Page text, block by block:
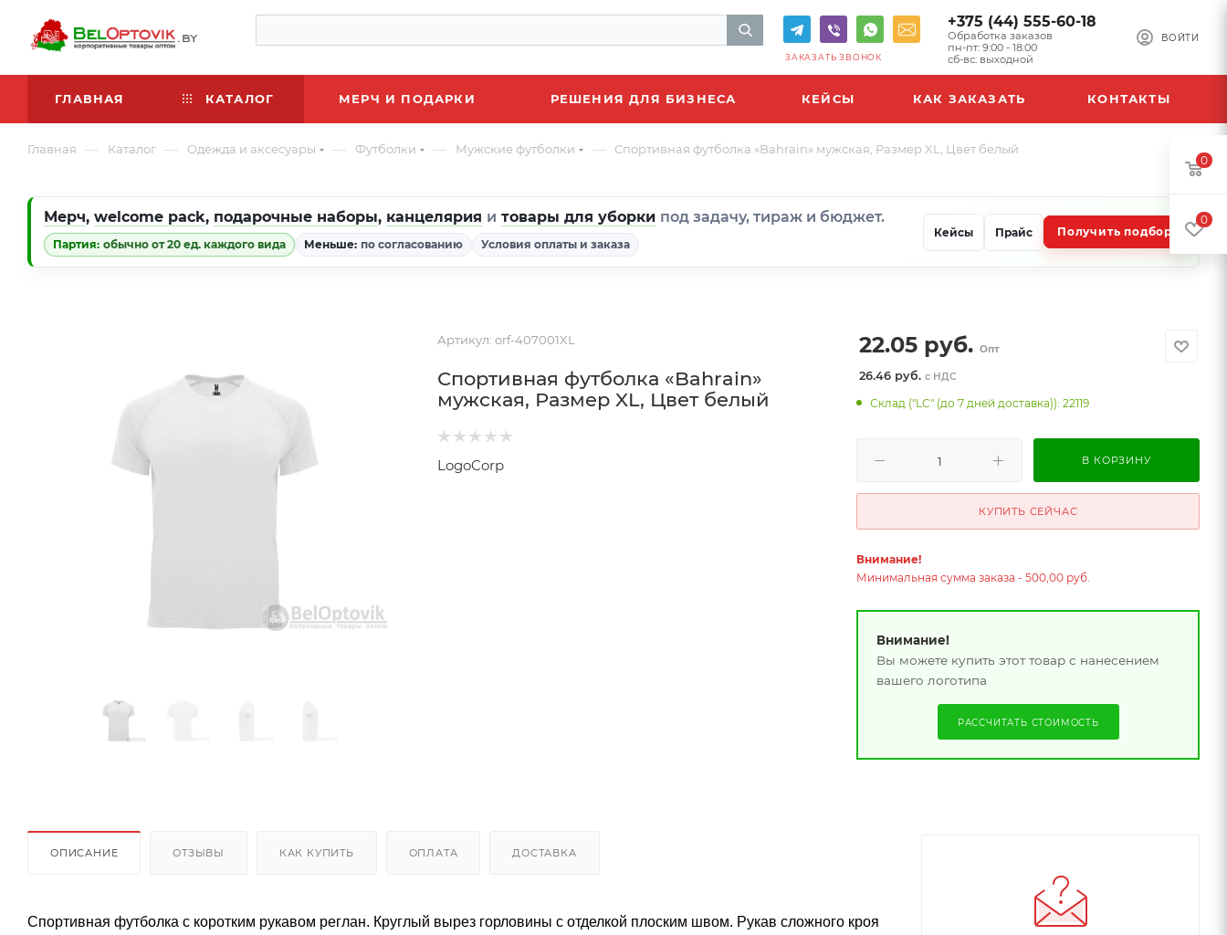
ВОЙТИ
+375 (44) 555-60-18
Обработка заказов
пн-пт: 9:00 - 18:00
сб-вс: выходной
ЗАКАЗАТЬ ЗВОНОК
ГЛАВНАЯ КАТАЛОГ МЕРЧ И ПОДАРКИ РЕШЕНИЯ ДЛЯ БИЗНЕСА КЕЙСЫ КАК ЗАКАЗАТЬ КОНТАКТЫ
Главная — Каталог — Одежда и аксесуары — Футболки — Мужские футболки — Спортивная футболка «Bahrain» мужская, Размер XL, Цвет белый
Мерч, welcome pack, подарочные наборы, канцелярия и товары для уборки под задачу, тираж и бюджет.
Партия: обычно от 20 ед. каждого вида Меньше: по согласованию Условия оплаты и заказа
Кейсы Прайс Получить подбор
Артикул: orf-407001XL
Спортивная футболка «Bahrain»
мужская, Размер XL, Цвет белый
LogoCorp
22.05 руб. Опт
26.46 руб.с НДС
Склад ("LC" (до 7 дней доставка)): 22119
В КОРЗИНУ
КУПИТЬ СЕЙЧАС
Внимание!
Минимальная сумма заказа - 500,00 руб.
Внимание!
Вы можете купить этот товар с нанесением
вашего логотипа
РАССЧИТАТЬ СТОИМОСТЬ
ОПИСАНИЕ ОТЗЫВЫ КАК КУПИТЬ ОПЛАТА ДОСТАВКА
Спортивная футболка с коротким рукавом реглан. Круглый вырез горловины с отделкой плоским швом. Рукав сложного кроя
0
0